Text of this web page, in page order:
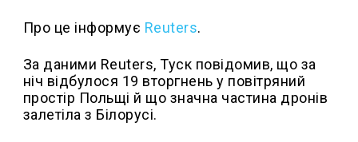
Про це інформує Reuters.
За даними Reuters, Туск повідомив, що за
ніч відбулося 19 вторгнень у повітряний
простір Польщі й що значна частина дронів
залетіла з Білорусі.